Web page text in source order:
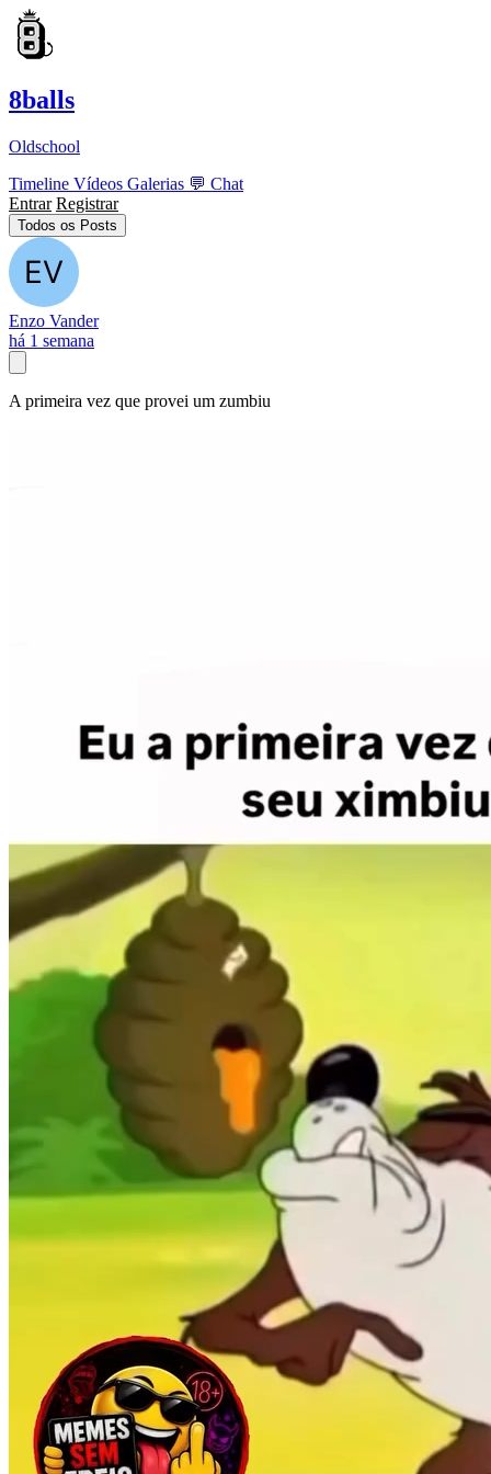
8balls
Oldschool
Timeline Vídeos Galerias 💬 Chat
Entrar Registrar
Todos os Posts
Enzo Vander
há 1 semana
A primeira vez que provei um zumbiu